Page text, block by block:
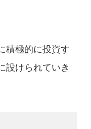
積極的に投資す
設けられていき